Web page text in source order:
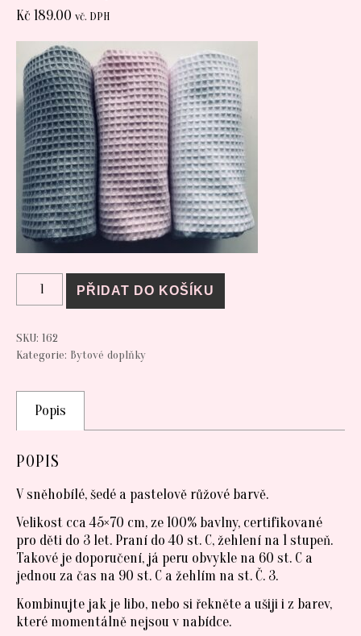
Kč 189.00 vč. DPH
Krásné a savé utěrky z vafloviny
PŘIDAT DO KOŠÍKU
SKU: 162
Kategorie: Bytové doplňky
Popis
POPIS
V sněhobílé, šedé a pastelově růžové barvě.
Velikost cca 45×70 cm, ze 100% bavlny, certifikované
pro děti do 3 let. Praní do 40 st. C, žehlení na 1 stupeň.
Takové je doporučení, já peru obvykle na 60 st. C a
jednou za čas na 90 st. C a žehlím na st. Č. 3.
Kombinujte jak je libo, nebo si řekněte a ušiji i z barev,
které momentálně nejsou v nabídce.